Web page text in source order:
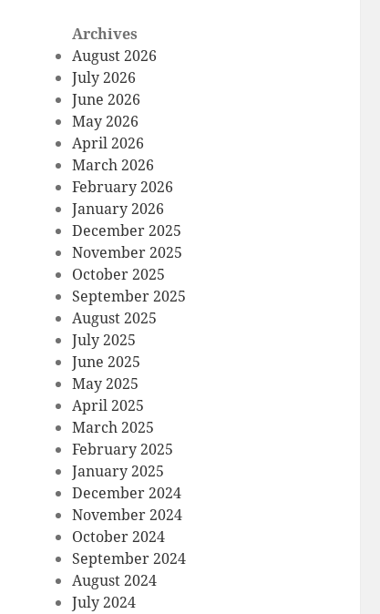
Archives
August 2026
July 2026
June 2026
May 2026
April 2026
March 2026
February 2026
January 2026
December 2025
November 2025
October 2025
September 2025
August 2025
July 2025
June 2025
May 2025
April 2025
March 2025
February 2025
January 2025
December 2024
November 2024
October 2024
September 2024
August 2024
July 2024